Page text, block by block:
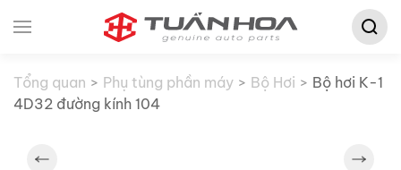
Tìm
Tổng quan
Phụ tùng phần máy Bộ Hơi
Bộ hơi K-1
4D32 đường kính 104